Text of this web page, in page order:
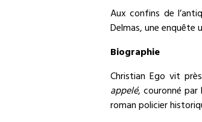
Aux confins de
Delmas, une enquête
Biographie
Christian Ego vit
appelé, couronné par
roman policier